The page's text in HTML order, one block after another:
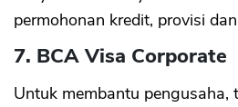
permohonan kredit, provisi
7. BCA Visa Corporate
Untuk membantu pengusaha,